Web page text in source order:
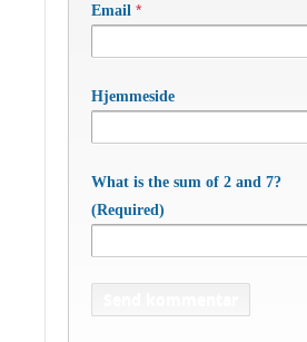
Email *
Hjemmeside
What is the sum of 2 and 7?
(Required)